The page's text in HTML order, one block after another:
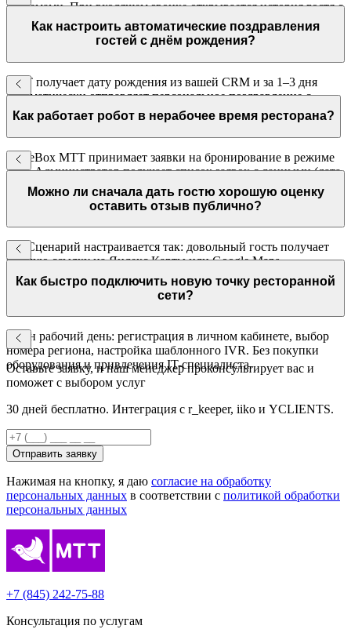
системами. При входящем звонке открывается история гостя с
данными о предыдущих визитах и предпочтениях.
Как настроить автоматические поздравления
гостей с днём рождения?
МТТ получает дату рождения из вашей CRM и за 1–3 дня
автоматически отправляет персональное поздравление с
промокодом или специальным предложением.
Как работает робот в нерабочее время ресторана?
VoiceBox МТТ принимает заявки на бронирование в режиме
24/7. Администратор получает список заявок с данными (дата,
время, количество гостей) для подтверждения при открытии.
Можно ли сначала дать гостю хорошую оценку
оставить отзыв публично?
Да. Сценарий настраивается так: довольный гость получает
прямую ссылку на Яндекс.Карты или Google Maps.
Недовольный — переводится на менеджера для решения
вопроса.
Как быстро подключить новую точку ресторанной
сети?
Один рабочий день: регистрация в личном кабинете, выбор
номера региона, настройка шаблонного IVR. Без покупки
оборудования и привлечения IT-специалиста.
Оставьте заявку, и наш менеджер проконсультирует вас и
поможет с выбором услуг
30 дней бесплатно. Интеграция с r_keeper, iiko и YCLIENTS.
Отправить заявку
Нажимая на кнопку, я даю согласие на обработку
персональных данных в соответствии с политикой обработки
персональных данных
+7 (845) 242-75-88
Консультация по услугам